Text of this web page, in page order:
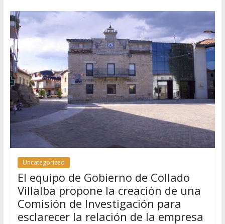
Uncategorized
El equipo de Gobierno de Collado
Villalba propone la creación de una
Comisión de Investigación para
esclarecer la relación de la empresa